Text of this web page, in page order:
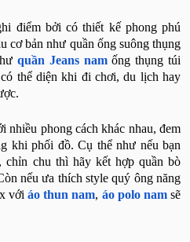
điểm bởi có thiết kế phong phú
cơ bản như quần ống suông thụng
quần Jeans namống thụng túi
thể diện khi đi chơi, du lịch hay
nhiều phong cách khác nhau, đem
khi phối đồ. Cụ thể như nếu bạn
chỉn chu thì hãy kết hợp quần bò
nếu ưa thích style quý ông năng
vớiáo thun nam, áo polo namsẽ